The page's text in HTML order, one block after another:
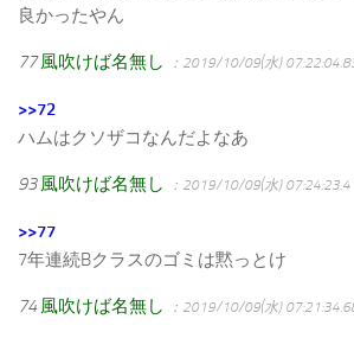
良かったやん
77 風吹けば名無し ：2019/10/09(水)
>>72
ハムはクソザコなんだよなあ
93 風吹けば名無し ：2019/10/09(水)
>>77
7年連続Bクラスのゴミは黙っとけ
74 風吹けば名無し ：2019/10/09(水)